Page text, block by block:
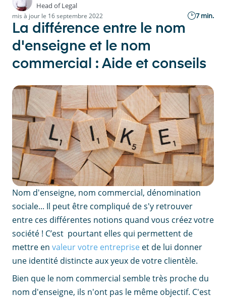
Head of Legal
mis à jour le 16 septembre 2022 7 min.
La différence entre le nom
d'enseigne et le nom
commercial : Aide et conseils
Nom d'enseigne, nom commercial, dénomination
sociale... Il peut être compliqué de s'y retrouver
entre ces différentes notions quand vous créez votre
société ! C’est pourtant elles qui permettent de
mettre en valeur votre entreprise et de lui donner
une identité distincte aux yeux de votre clientèle.
Bien que le nom commercial semble très proche du
nom d'enseigne, ils n'ont pas le même objectif. C'est